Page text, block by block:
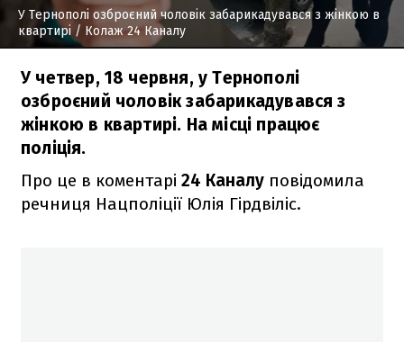
У Тернополі озброєний чоловік забарикадувався з жінкою в
квартирі/ Колаж 24 Каналу
У четвер, 18 червня, у Тернополі
озброєний чоловік забарикадувався з
жінкою в квартирі. На місці працює
поліція.
Про це в коментарі 24 Каналу повідомила
речниця Нацполіції Юлія Гірдвіліс.